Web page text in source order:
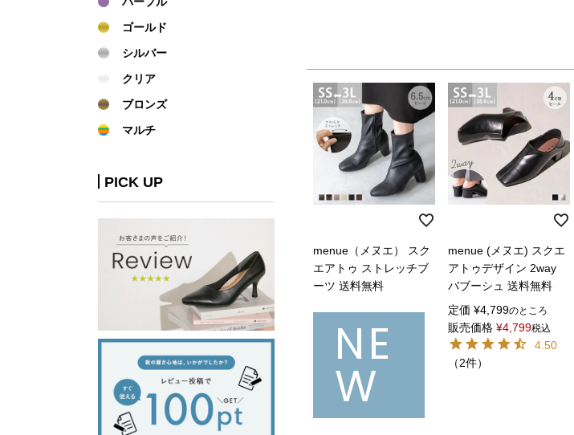
ゴールド
シルバー
クリア
ブロンズ
マルチ
PICK UP
menue（メヌエ） スク
エアトゥ ストレッチブ
ーツ 送料無料
NE
W
menue (メヌエ) スクエ
アトゥデザイン 2way
バブーシュ 送料無料
定価 ¥4,799のところ
販売価格 ¥4,799税込
4.50
（2件）